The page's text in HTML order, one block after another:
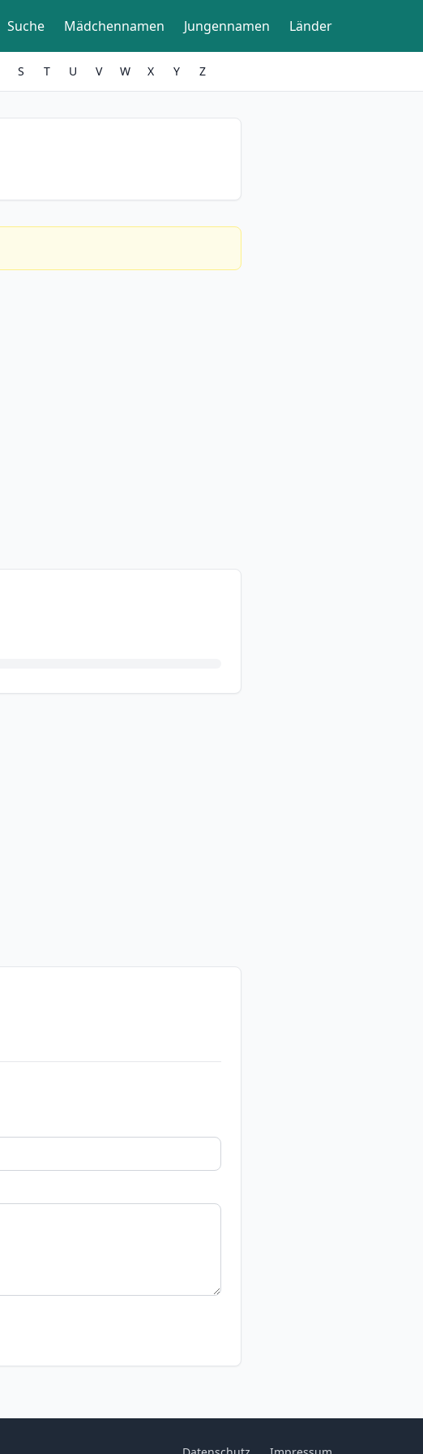
Suche Mädchennamen Jungennamen Länder
S T U V W X Y Z